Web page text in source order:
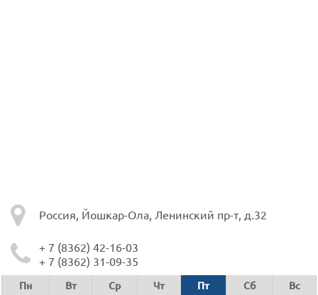
Россия, Йошкар-Ола, Ленинский пр-т, д.32
+ 7 (8362) 42-16-03
+ 7 (8362) 31-09-35
Пн Вт Ср Чт Пт Сб Вс